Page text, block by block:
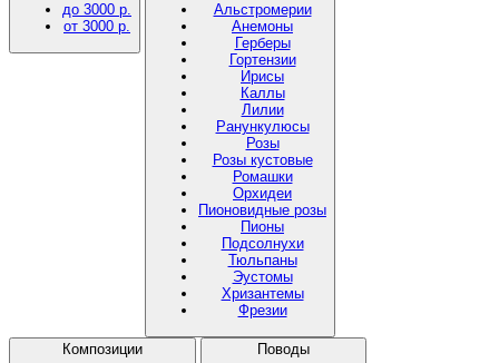
до 3000 р.
от 3000 р.
Альстромерии
Анемоны
Герберы
Гортензии
Ирисы
Каллы
Лилии
Ранункулюсы
Розы
Розы кустовые
Ромашки
Орхидеи
Пионовидные розы
Пионы
Подсолнухи
Тюльпаны
Эустомы
Хризантемы
Фрезии
Композиции
Поводы